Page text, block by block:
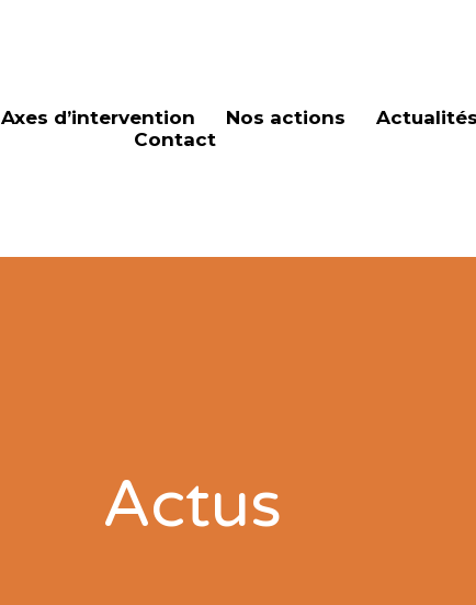
Axes d’intervention Nos actions
Actualités
Contact
Actus